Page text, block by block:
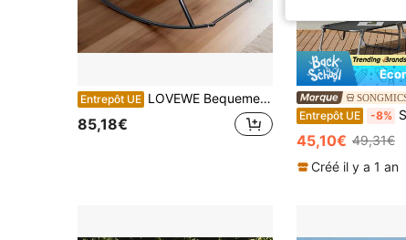
Entrepôt UE LOVEWE Bequemer Outdoor-Schaukelstuhl – 158.76KG Load Capacity, Reinforced Steel Frame & 9.91cm Cloud-Shaped Comfort Cushion, 20-Minute Tool-Free Assembly (For Camping Site/Garden Furniture)
85,18€ Entrepôt UE -8%
45,10€ 49,31€
Créé il y a 1 an